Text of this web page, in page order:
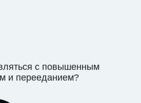
с повышенным
и перееданием?